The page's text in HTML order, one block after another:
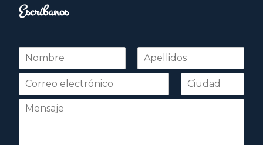
Escríbanos
N
m
r
Nombre Apellidos